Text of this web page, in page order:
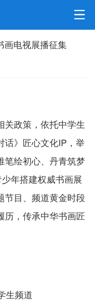
画电视展播征集
政策，依托中学生
话》匠心文化IP，举
笔绘初心、丹青筑梦
年搭建权威书画展
节目、频道黄金时段
历，传承中华书画匠
生频道